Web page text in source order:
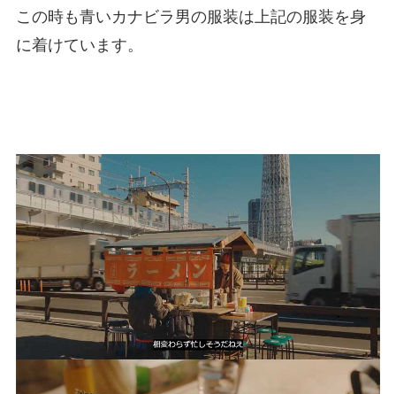
この時も青いカナビラ男の服装は上記の服装を身
に着けています。